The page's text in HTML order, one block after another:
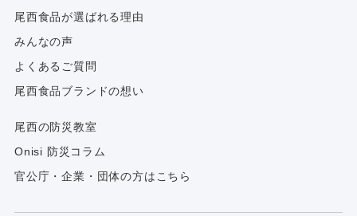
尾西食品が選ばれる理由
みんなの声
よくあるご質問
尾西食品ブランドの想い
尾西の防災教室
Onisi 防災コラム
官公庁・企業・団体の方はこちら